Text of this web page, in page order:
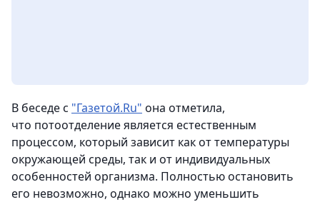
В беседе с "Газетой.Ru" она отметила,
что потоотделение является естественным
процессом, который зависит как от температуры
окружающей среды, так и от индивидуальных
особенностей организма. Полностью остановить
его невозможно, однако можно уменьшить